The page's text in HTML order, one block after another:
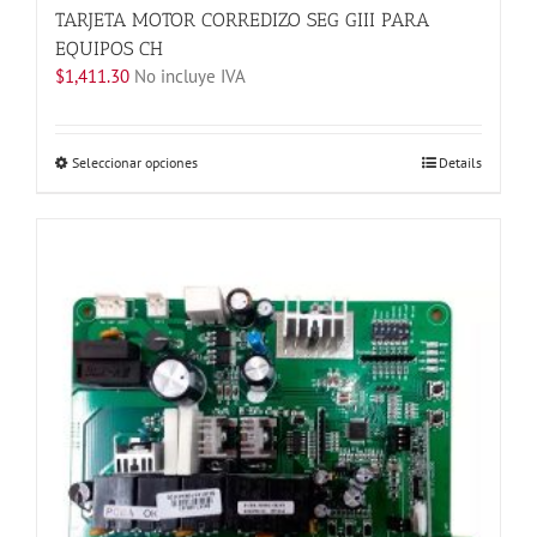
TARJETA MOTOR CORREDIZO SEG GIII PARA
EQUIPOS CH
$1,411.30 No incluye IVA
Seleccionar opcionesEste
Las
opciones
se
pueden
elegir
en
la
página
de
Details